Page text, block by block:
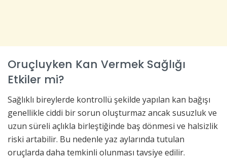
Oruçluyken Kan Vermek Sağlığı
Etkiler mi?
Sağlıklı bireylerde kontrollü şekilde yapılan kan bağışı
genellikle ciddi bir sorun oluşturmaz ancak susuzluk ve
uzun süreli açlıkla birleştiğinde baş dönmesi ve halsizlik
riski artabilir. Bu nedenle yaz aylarında tutulan
oruçlarda daha temkinli olunması tavsiye edilir.